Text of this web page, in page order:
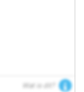
Wat is dit?